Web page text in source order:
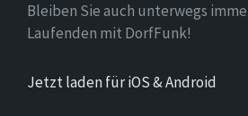
Bleiben Sie auch unterwegs
Laufenden mit DorfFunk!
Jetzt laden für iOS & Android